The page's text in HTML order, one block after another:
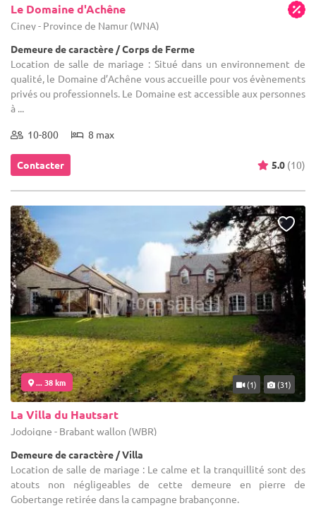
Le Domaine d'Achêne
Ciney - Province de Namur (WNA)
Demeure de caractère / Corps de Ferme
Location de salle de mariage : Situé dans un environnement de
qualité, le Domaine d’Achêne vous accueille pour vos évènements
privés ou professionnels. Le Domaine est accessible aux personnes
à ...
10-800 8 max
Contacter 5.0 (10)
... 38 km (1) (31)
La Villa du Hautsart
Jodoigne - Brabant wallon (WBR)
Demeure de caractère / Villa
Location de salle de mariage : Le calme et la tranquillité sont des
atouts non négligeables de cette demeure en pierre de
Gobertange retirée dans la campagne brabançonne.